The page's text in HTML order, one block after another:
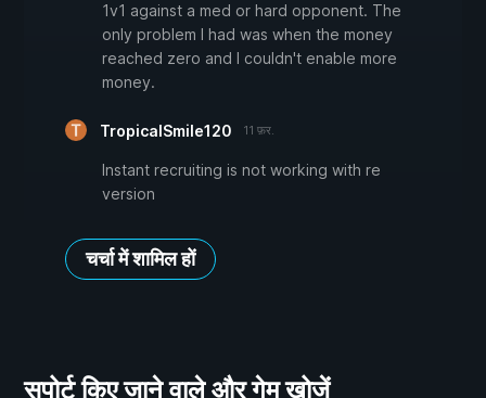
1v1 against a med or hard opponent. The
only problem I had was when the money
reached zero and I couldn't enable more
money.
TropicalSmile120 11 फ़र.
Instant recruiting is not working with re
version
चर्चा में शामिल हों
सपोर्ट किए जाने वाले और गेम खोजें